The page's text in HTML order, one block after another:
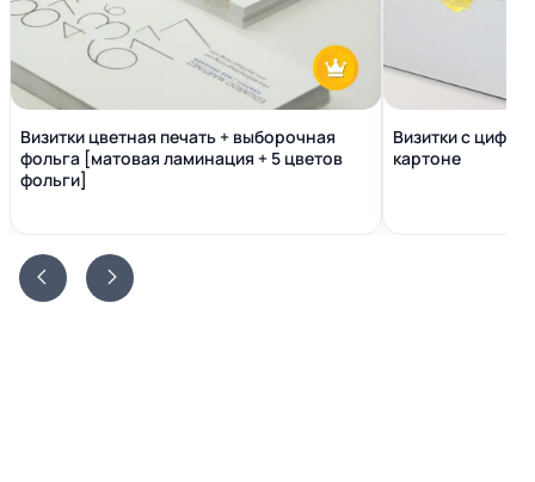
Визитки цветная печать + выборочная
фольга [матовая ламинация + 5 цветов
фольги]
Визитки с
картоне